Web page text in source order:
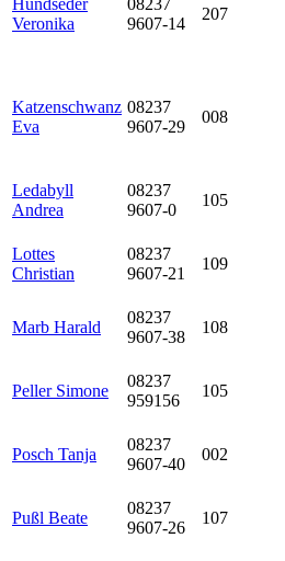
Hundseder
Veronika
08237
9607-14
207
Katzenschwanz
Eva
08237
9607-29
008
Ledabyll
Andrea
08237
9607-0
105
Lottes
Christian
08237
9607-21
109
Marb Harald
08237
9607-38
108
Peller Simone
08237
959156
105
Posch Tanja
08237
9607-40
002
Pußl Beate
08237
9607-26
107